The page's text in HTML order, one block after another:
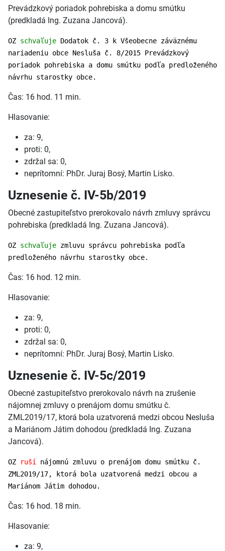
Prevádzkový poriadok pohrebiska a domu smútku
(predkladá Ing. Zuzana Jancová).
OZ schvaľuje Dodatok č. 3 k Všeobecne záväznému
nariadeniu obce Nesluša č. 8/2015 Prevádzkový
poriadok pohrebiska a domu smútku podľa predloženého
návrhu starostky obce.
Čas: 16 hod. 11 min.
Hlasovanie:
za: 9,
proti: 0,
zdržal sa: 0,
neprítomní: PhDr. Juraj Bosý, Martin Lisko.
Uznesenie č. IV-5b/2019
Obecné zastupiteľstvo prerokovalo návrh zmluvy správcu
pohrebiska (predkladá Ing. Zuzana Jancová).
OZ schvaľuje zmluvu správcu pohrebiska podľa
predloženého návrhu starostky obce.
Čas: 16 hod. 12 min.
Hlasovanie:
za: 9,
proti: 0,
zdržal sa: 0,
neprítomní: PhDr. Juraj Bosý, Martin Lisko.
Uznesenie č. IV-5c/2019
Obecné zastupiteľstvo prerokovalo návrh na zrušenie
nájomnej zmluvy o prenájom domu smútku č.
ZML2019/17, ktorá bola uzatvorená medzi obcou Nesluša
a Mariánom Játim dohodou (predkladá Ing. Zuzana
Jancová).
OZ ruší
nájomnú zmluvu o prenájom domu smútku č.
ZML2019/17, ktorá bola uzatvorená medzi obcou a
Mariánom Játim dohodou.
Čas: 16 hod. 18 min.
Hlasovanie:
za: 9,